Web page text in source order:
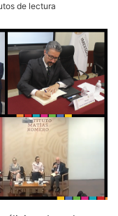
de lectura